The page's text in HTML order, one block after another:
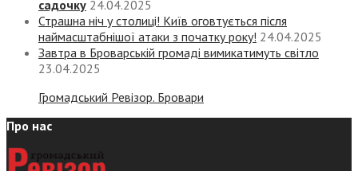
садочку 24.04.2025
Страшна ніч у столиці! Київ оговтується після
наймасштабнішої атаки з початку року! 24.04.2025
Завтра в Броварській громаді вимикатимуть світло
23.04.2025
Громадський Ревізор. Бровари
Про нас